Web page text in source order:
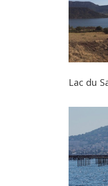
Lac du